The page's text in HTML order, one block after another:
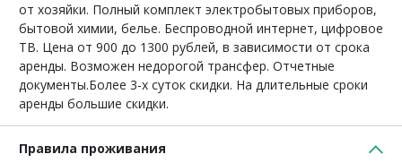
от хозяйки. Полный комплект электробытовых приборов,
бытовой химии, белье. Беспроводной интернет, цифровое
ТВ. Цена от 900 до 1300 рублей, в зависимости от срока
аренды. Возможен недорогой трансфер. Отчетные
документы.Более 3-х суток скидки. На длительные сроки
аренды большие скидки.
Правила проживания